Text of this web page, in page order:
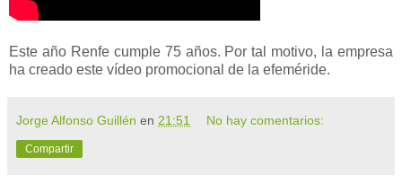
Este año Renfe cumple 75 años. Por tal motivo, la empresa
ha creado este vídeo promocional de la efeméride.
Jorge Alfonso Guillén en 21:51 No hay comentarios:
Compartir